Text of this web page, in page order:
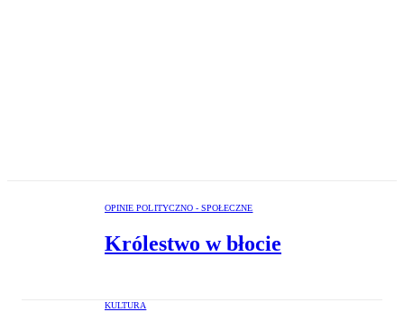
OPINIE POLITYCZNO - SPOŁECZNE
Królestwo w błocie
KULTURA